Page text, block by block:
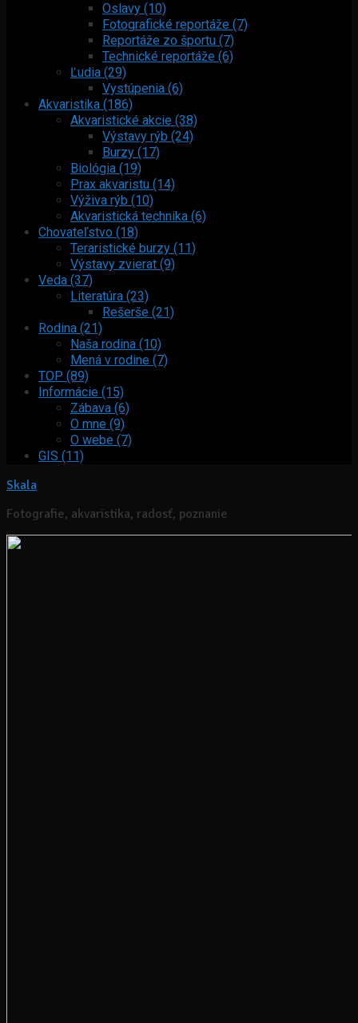
Oslavy (10)
Fotografické reportáže (7)
Reportáže zo športu (7)
Technické reportáže (6)
Ľudia (29)
Vystúpenia (6)
Akvaristika (186)
Akvaristické akcie (38)
Výstavy rýb (24)
Burzy (17)
Biológia (19)
Prax akvaristu (14)
Výživa rýb (10)
Akvaristická technika (6)
Chovateľstvo (18)
Teraristické burzy (11)
Výstavy zvierat (9)
Veda (37)
Literatúra (23)
Rešerše (21)
Rodina (21)
Naša rodina (10)
Mená v rodine (7)
TOP (89)
Informácie (15)
Zábava (6)
O mne (9)
O webe (7)
GIS (11)
Skala
Fotografie, akvaristika, radosť, poznanie